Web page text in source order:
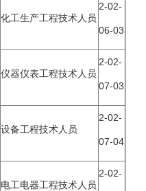
化工生产工程技术人员
2-02-
06-03
仪器仪表工程技术人员
2-02-
07-03
设备工程技术人员
2-02-
07-04
电工电器工程技术人员
2-02-